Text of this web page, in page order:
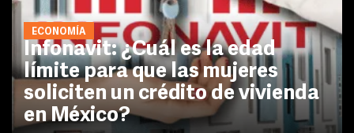
ECONOMÍA
Infonavit: ¿Cuál es la edad
límite para que las mujeres
soliciten un crédito de vivienda
en México?